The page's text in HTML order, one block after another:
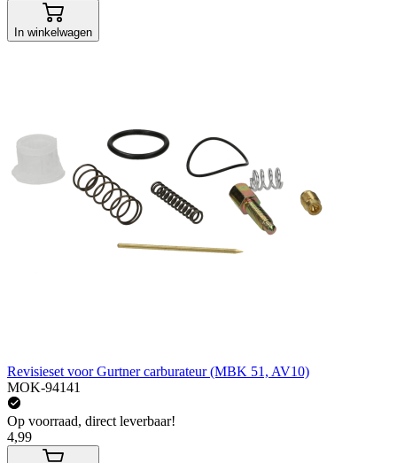
In winkelwagen
Revisieset voor Gurtner carburateur (MBK 51, AV10)
MOK-94141
Op voorraad, direct leverbaar!
4,99